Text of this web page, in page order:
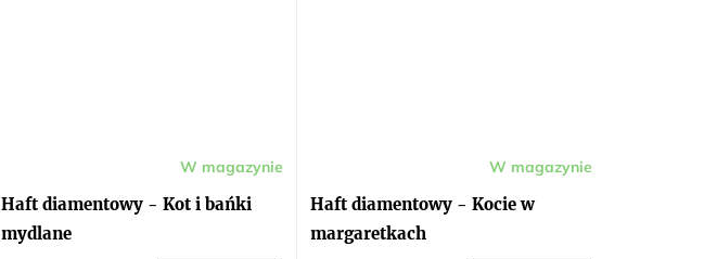
Haft diamentowy - Kot i bańki
mydlane
W magazynie
Haft diamentowy - Kocie w
margaretkach
produktu
wynosi
5,0
na
W magazynie